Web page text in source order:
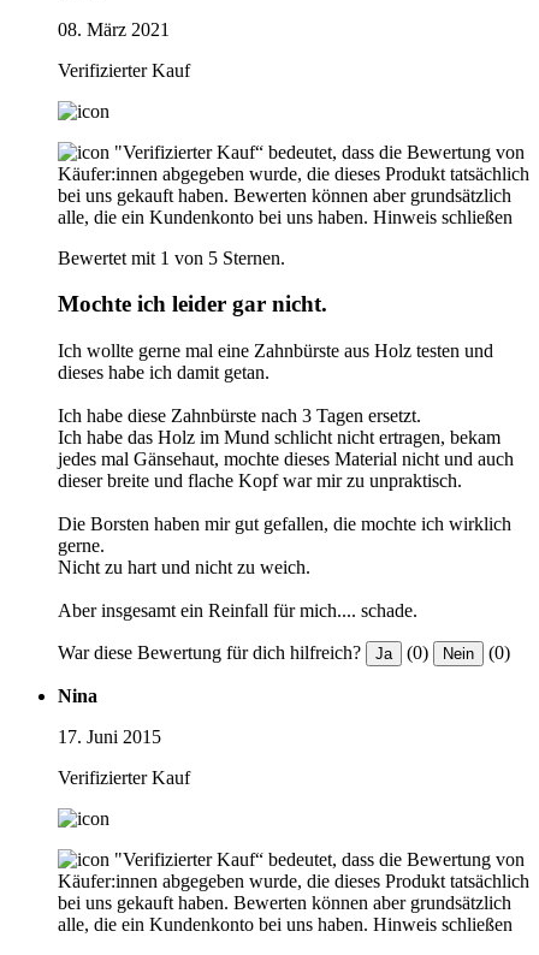
08. März 2021
Verifizierter Kauf
"Verifizierter Kauf“ bedeutet, dass die Bewertung von
Käufer:innen abgegeben wurde, die dieses Produkt tatsächlich
bei uns gekauft haben. Bewerten können aber grundsätzlich
alle, die ein Kundenkonto bei uns haben. Hinweis schließen
Bewertet mit 1 von 5 Sternen.
Mochte ich leider gar nicht.
Ich wollte gerne mal eine Zahnbürste aus Holz testen und
dieses habe ich damit getan.
Ich habe diese Zahnbürste nach 3 Tagen ersetzt.
Ich habe das Holz im Mund schlicht nicht ertragen, bekam
jedes mal Gänsehaut, mochte dieses Material nicht und auch
dieser breite und flache Kopf war mir zu unpraktisch.
Die Borsten haben mir gut gefallen, die mochte ich wirklich
gerne.
Nicht zu hart und nicht zu weich.
Aber insgesamt ein Reinfall für mich.... schade.
War diese Bewertung für dich hilfreich? Ja (0) Nein (0)
Nina
17. Juni 2015
Verifizierter Kauf
"Verifizierter Kauf“ bedeutet, dass die Bewertung von
Käufer:innen abgegeben wurde, die dieses Produkt tatsächlich
bei uns gekauft haben. Bewerten können aber grundsätzlich
alle, die ein Kundenkonto bei uns haben. Hinweis schließen